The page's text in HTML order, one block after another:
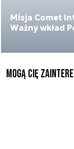
Misja Comet
Ważny wkład
Mogą Cię